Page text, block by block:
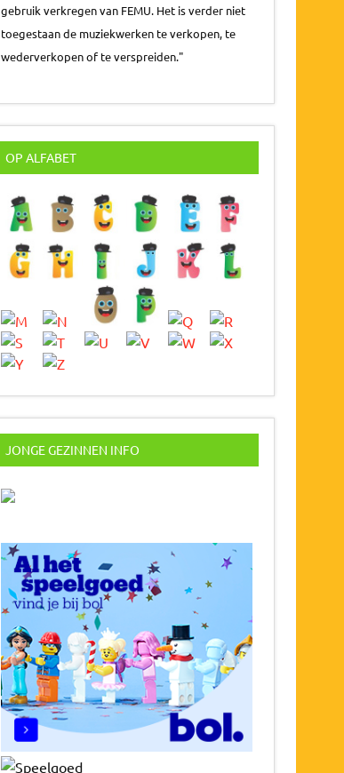
gebruik verkregen van FEMU. Het is verder niet
toegestaan de muziekwerken te verkopen, te
wederverkopen of te verspreiden."
OP ALFABET
JONGE GEZINNEN INFO